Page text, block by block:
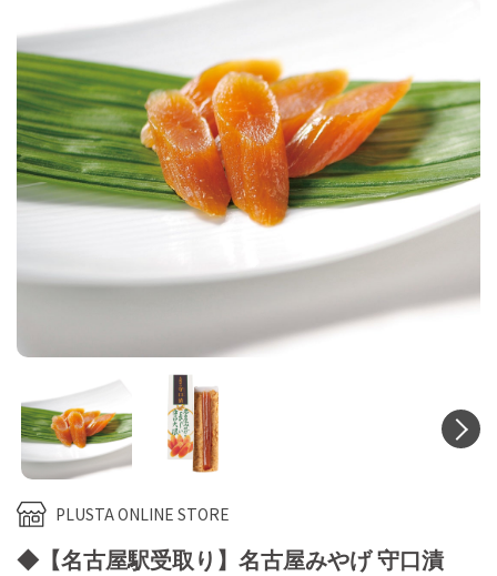
PLUSTA ONLINE STORE
◆【名古屋駅受取り】名古屋みやげ 守口漬